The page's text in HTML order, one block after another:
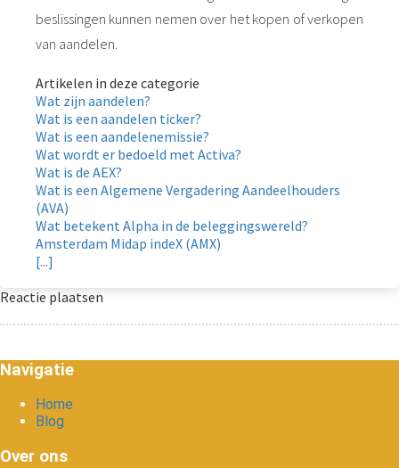
beslissingen kunnen nemen over het kopen of verkopen
van aandelen.
Artikelen in deze categorie
Wat zijn aandelen?
Wat is een aandelen ticker?
Wat is een aandelenemissie?
Wat wordt er bedoeld met Activa?
Wat is de AEX?
Wat is een Algemene Vergadering Aandeelhouders
(AVA)
Wat betekent Alpha in de beleggingswereld?
Amsterdam Midap indeX (AMX)
[...]
Reactie plaatsen
Navigatie
Home
Blog
Over ons